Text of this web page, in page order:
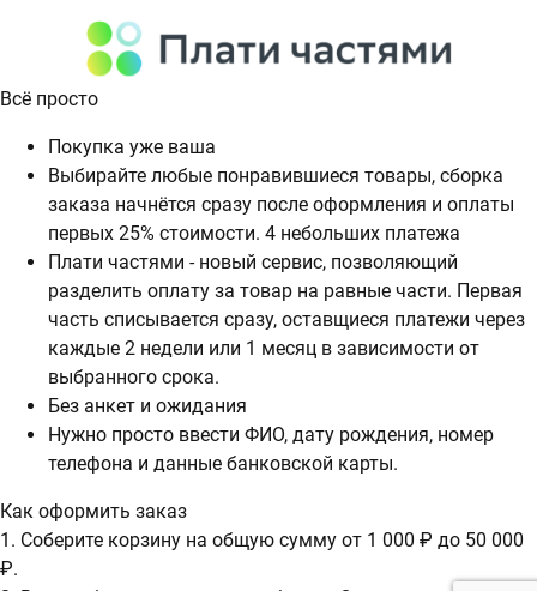
Всё просто
Покупка уже ваша
Выбирайте любые понравившиеся товары, сборка
заказа начнётся сразу после оформления и оплаты
первых 25% стоимости. 4 небольших платежа
Плати частями - новый сервис, позволяющий
разделить оплату за товар на равные части. Первая
часть списывается сразу, оставщиеся платежи через
каждые 2 недели или 1 месяц в зависимости от
выбранного срока.
Без анкет и ожидания
Нужно просто ввести ФИО, дату рождения, номер
телефона и данные банковской карты.
Как оформить заказ
1. Соберите корзину на общую сумму от 1 000 ₽ до 50 000
₽.